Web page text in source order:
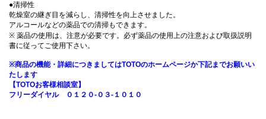
●清掃性
乾燥室の継ぎ目を減らし、清掃性を向上させました。
アルコールなどの薬品での清掃もできます。
※ 薬品の使用は、注意が必要です。必ず薬品の使用上の注意および取扱説明
書に従ってご使用下さい。
※商品の機能・詳細につきましてはTOTOのホームページか下記までお願いい
たします
【TOTOお客様相談室】
フリーダイヤル ０１２０-０３-１０１０